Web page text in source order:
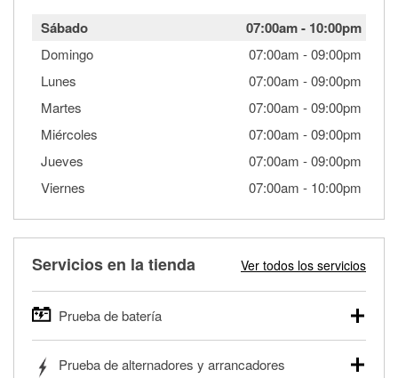
Sábado 07:00am- 10:00pm
Domingo 07:00am -09:00pm
Lunes
07:00am -09:00pm
Martes
07:00am -09:00pm
Miércoles
07:00am -09:00pm
Jueves
07:00am -09:00pm
Viernes
07:00am - 10:00pm
Servicios en la tienda Ver todos los servicios
Prueba de batería
autos, camionetas, SUVs, vehículos comerciales y
Prueba de alternadores y arrancadores